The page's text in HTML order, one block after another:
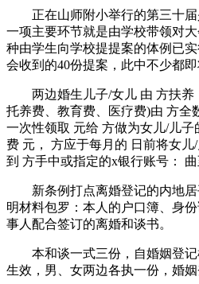
正在山师附小举行的第三十届
一项主要环节就是由学校带领对
种由学生向学校提提案的体例已
会收到的40份提案，此中不少都即
两边婚生儿子/女儿 由 方扶养
托养费、教育费、医疗费)由 方全
一次性领取 元给 方做为女儿/儿
费 元， 方应于每月的 日前将女
到 方手中或指定的x银行账号： 曲
新条例打点离婚登记的内地居
明材料包罗：本人的户口簿、身
事人配合签订的离婚和谈书。
本和谈一式三份，自婚姻登记
生效，男、女两边各执一份，婚姻